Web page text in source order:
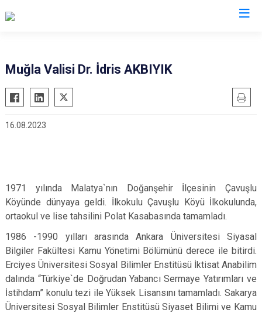
Muğla Valisi Dr. İdris AKBIYIK
16.08.2023
1971 yılında Malatya`nın Doğanşehir İlçesinin Çavuşlu
Köyünde dünyaya geldi. İlkokulu Çavuşlu Köyü İlkokulunda,
ortaokul ve lise tahsilini Polat Kasabasında tamamladı.
1986 -1990 yılları arasında Ankara Üniversitesi Siyasal
Bilgiler Fakültesi Kamu Yönetimi Bölümünü derece ile bitirdi.
Erciyes Üniversitesi Sosyal Bilimler Enstitüsü İktisat Anabilim
dalında “Türkiye`de Doğrudan Yabancı Sermaye Yatırımları ve
İstihdam” konulu tezi ile Yüksek Lisansını tamamladı. Sakarya
Üniversitesi Sosyal Bilimler Enstitüsü Siyaset Bilimi ve Kamu